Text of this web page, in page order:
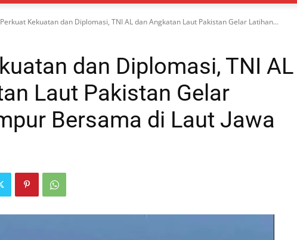
Perkuat Kekuatan dan Diplomasi, TNI AL dan Angkatan Laut Pakistan Gelar Latihan...
dan Diplomasi, TNI AL
Laut Pakistan Gelar
Bersama di Laut Jawa